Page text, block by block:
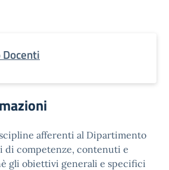
afferenti al Dipartimento
di competenze, contenuti e
gli obiettivi generali e specifici